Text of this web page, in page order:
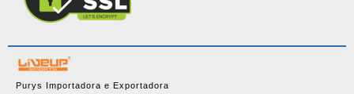
Purys Importadora e Exportadora